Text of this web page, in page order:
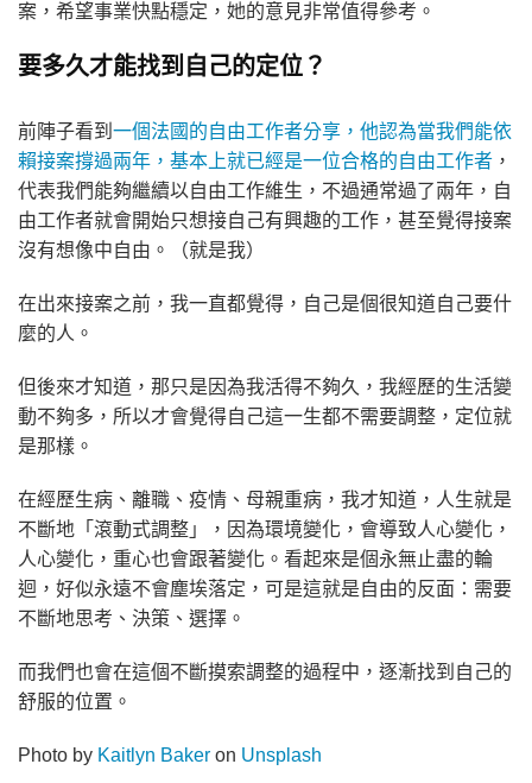
案，希望事業快點穩定，她的意見非常值得參考。
要多久才能找到自己的定位？
前陣子看到 一個法國的自由工作者分享，他認為當我們能依
賴接案撐過兩年，基本上就已經是一位合格的自由工作者 ，
代表我們能夠繼續以自由工作維生，不過通常過了兩年，自
由工作者就會開始只想接自己有興趣的工作，甚至覺得接案
沒有想像中自由。（就是我）
在出來接案之前，我一直都覺得，自己是個很知道自己要什
麼的人。
但後來才知道，那只是因為我活得不夠久，我經歷的生活變
動不夠多，所以才會覺得自己這一生都不需要調整，定位就
是那樣。
在經歷生病、離職、疫情、母親重病，我才知道，人生就是
不斷地「滾動式調整」，因為環境變化，會導致人心變化，
人心變化，重心也會跟著變化。看起來是個永無止盡的輪
迴，好似永遠不會塵埃落定，可是這就是自由的反面：需要
不斷地思考、決策、選擇。
而我們也會在這個不斷摸索調整的過程中，逐漸找到自己的
舒服的位置。
Photo by Kaitlyn Baker on Unsplash